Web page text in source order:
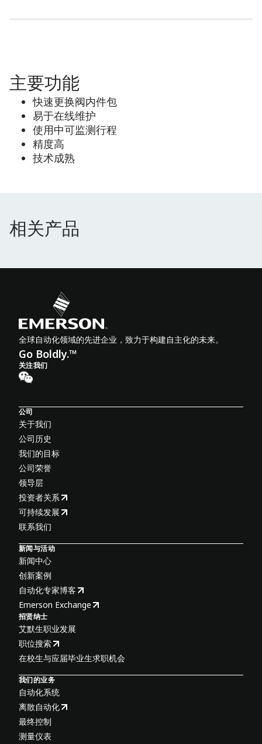
主要功能
快速更换阀内件包
易于在线维护
使用中可监测行程
精度高
技术成熟
相关产品
相关产品
全球自动化领域的先进企业，致力于构建自主化的未来。
Go Boldly.™
关注我们
公司
关于我们
公司历史
我们的目标
公司荣誉
领导层
投资者关系
可持续发展
联系我们
新闻与活动
新闻中心
创新案例
自动化专家博客
Emerson Exchange
招贤纳士
艾默生职业发展
职位搜索
在校生与应届毕业生求职机会
我们的业务
自动化系统
离散自动化
最终控制
测量仪表